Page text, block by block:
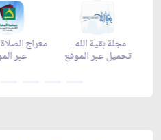
زاد شهر
تحميل عبر
زاد شهر رمضان -
appstore